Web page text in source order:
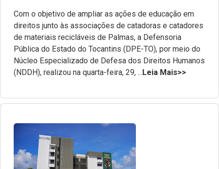
Com o objetivo de ampliar as ações de educação em
direitos junto às associações de catadoras e catadores
de materiais recicláveis de Palmas, a Defensoria
Pública do Estado do Tocantins (DPE-TO), por meio do
Núcleo Especializado de Defesa dos Direitos Humanos
(NDDH), realizou na quarta-feira, 29, ... Leia Mais>>